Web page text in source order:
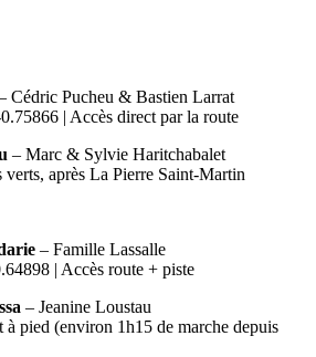
Cédric Pucheu & Bastien Larrat
| Accès direct par la route
– Marc & Sylvie Haritchabalet
verts, après La Pierre Saint-Martin
– Famille Lassalle
| Accès route + piste
– Jeanine Loustau
à pied (environ 1h15 de marche depuis